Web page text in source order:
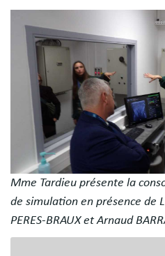
Mme Tardieu présente la
de simulation en présence de
PERES-BRAUX et Arnaud